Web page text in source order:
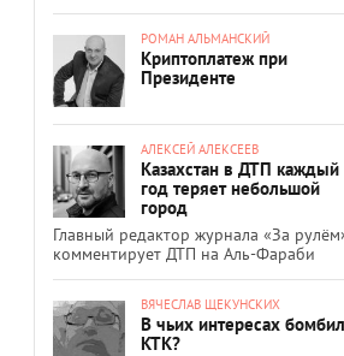
РОМАН АЛЬМАНСКИЙ
Криптоплатеж при
Президенте
АЛЕКСЕЙ АЛЕКСЕЕВ
Казахстан в ДТП каждый
год теряет небольшой
город
Главный редактор журнала «За
комментирует ДТП на Аль-Фараби
ВЯЧЕСЛАВ ЩЕКУНСКИХ
В чьих интересах
КТК?